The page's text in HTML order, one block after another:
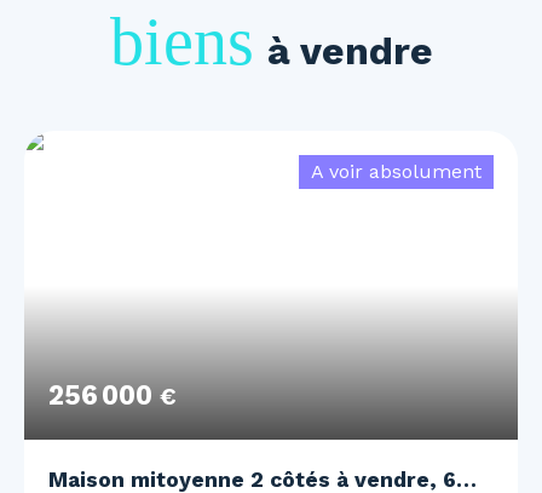
biens à vendre
256 000 €
A voir absolument
Maison mitoyenne 2 côtés à vendre, 6